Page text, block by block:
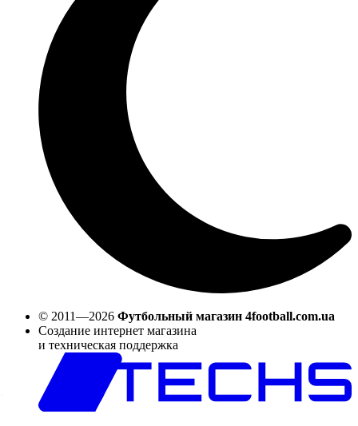
© 2011—2026 Футбольный магазин 4football.com.ua
Создание интернет магазина
и техническая поддержка